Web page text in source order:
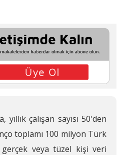
çalışan sayısı 50'den
toplamı 100 milyon Türk
veya tüzel kişi veri